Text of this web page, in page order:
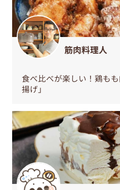
筋肉料理人
食べ比べが楽しい！鶏も
揚げ」